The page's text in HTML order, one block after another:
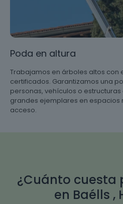
Poda en altura
Trabajamos en árboles altos con
certificados. Garantizamos una
personas, vehículos o
grandes ejemplares en espacios
acceso.
¿Cuánto cuesta
en Baélls ,